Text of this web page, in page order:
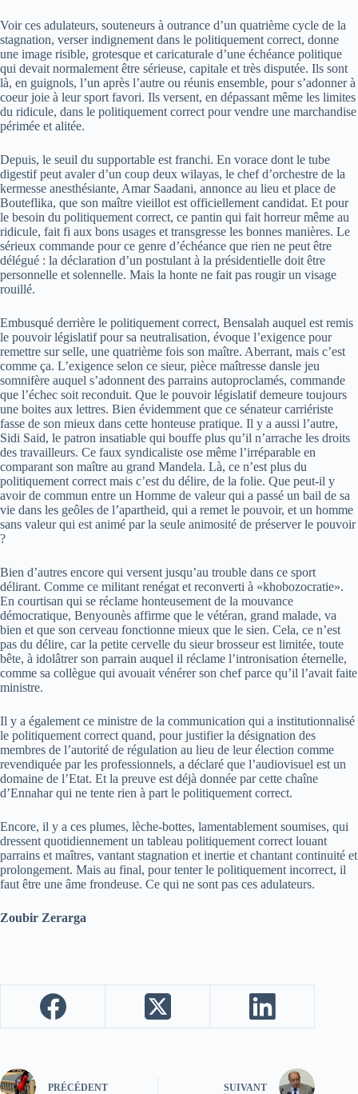
Voir ces adulateurs, souteneurs à outrance d’un quatrième cycle de la
stagnation, verser indignement dans le politiquement correct, donne
une image risible, grotesque et caricaturale d’une échéance politique
qui devait normalement être sérieuse, capitale et très disputée. Ils sont
là, en guignols, l’un après l’autre ou réunis ensemble, pour s’adonner à
coeur joie à leur sport favori. Ils versent, en dépassant même les limites
du ridicule, dans le politiquement correct pour vendre une marchandise
périmée et alitée.
Depuis, le seuil du supportable est franchi. En vorace dont le tube
digestif peut avaler d’un coup deux wilayas, le chef d’orchestre de la
kermesse anesthésiante, Amar Saadani, annonce au lieu et place de
Bouteflika, que son maître vieillot est officiellement candidat. Et pour
le besoin du politiquement correct, ce pantin qui fait horreur même au
ridicule, fait fi aux bons usages et transgresse les bonnes manières. Le
sérieux commande pour ce genre d’échéance que rien ne peut être
délégué : la déclaration d’un postulant à la présidentielle doit être
personnelle et solennelle. Mais la honte ne fait pas rougir un visage
rouillé.
Embusqué derrière le politiquement correct, Bensalah auquel est remis
le pouvoir législatif pour sa neutralisation, évoque l’exigence pour
remettre sur selle, une quatrième fois son maître. Aberrant, mais c’est
comme ça. L’exigence selon ce sieur, pièce maîtresse dansle jeu
somnifère auquel s’adonnent des parrains autoproclamés, commande
que l’échec soit reconduit. Que le pouvoir législatif demeure toujours
une boites aux lettres. Bien évidemment que ce sénateur carriériste
fasse de son mieux dans cette honteuse pratique. Il y a aussi l’autre,
Sidi Said, le patron insatiable qui bouffe plus qu’il n’arrache les droits
des travailleurs. Ce faux syndicaliste ose même l’irréparable en
comparant son maître au grand Mandela. Là, ce n’est plus du
politiquement correct mais c’est du délire, de la folie. Que peut-il y
avoir de commun entre un Homme de valeur qui a passé un bail de sa
vie dans les geôles de l’apartheid, qui a remet le pouvoir, et un homme
sans valeur qui est animé par la seule animosité de préserver le pouvoir
?
Bien d’autres encore qui versent jusqu’au trouble dans ce sport
délirant. Comme ce militant renégat et reconverti à «khobozocratie».
En courtisan qui se réclame honteusement de la mouvance
démocratique, Benyounès affirme que le vétéran, grand malade, va
bien et que son cerveau fonctionne mieux que le sien. Cela, ce n’est
pas du délire, car la petite cervelle du sieur brosseur est limitée, toute
bête, à idolâtrer son parrain auquel il réclame l’intronisation éternelle,
comme sa collègue qui avouait vénérer son chef parce qu’il l’avait faite
ministre.
Il y a également ce ministre de la communication qui a institutionnalisé
le politiquement correct quand, pour justifier la désignation des
membres de l’autorité de régulation au lieu de leur élection comme
revendiquée par les professionnels, a déclaré que l’audiovisuel est un
domaine de l’Etat. Et la preuve est déjà donnée par cette chaîne
d’Ennahar qui ne tente rien à part le politiquement correct.
Encore, il y a ces plumes, lèche-bottes, lamentablement soumises, qui
dressent quotidiennement un tableau politiquement correct louant
parrains et maîtres, vantant stagnation et inertie et chantant continuité et
prolongement. Mais au final, pour tenter le politiquement incorrect, il
faut être une âme frondeuse. Ce qui ne sont pas ces adulateurs.
Zoubir Zerarga
PRÉCÉDENT SUIVANT